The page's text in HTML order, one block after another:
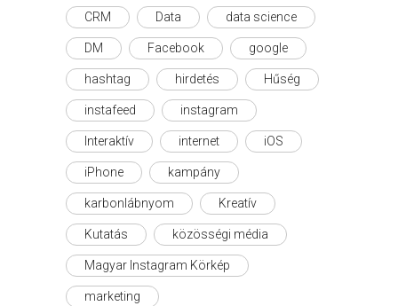
CRM Data data science
DM Facebook google
hashtag hirdetés Hűség
instafeed instagram
Interaktív internet iOS
iPhone kampány
karbonlábnyom Kreatív
Kutatás közösségi média
Magyar Instagram Körkép
marketing